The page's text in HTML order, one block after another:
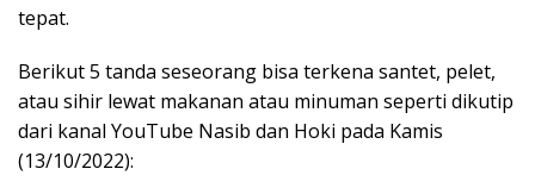
tepat.
Berikut 5 tanda seseorang bisa terkena santet, pelet,
atau sihir lewat makanan atau minuman seperti dikutip
dari kanal YouTube Nasib dan Hoki pada Kamis
(13/10/2022):